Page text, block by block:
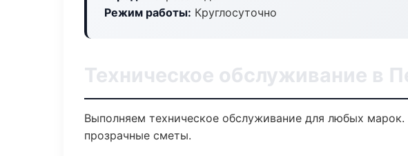
Режим работы: Круглосуточно
Техническое обслуживание в
Выполняем техническое обслуживание для любых
прозрачные сметы.